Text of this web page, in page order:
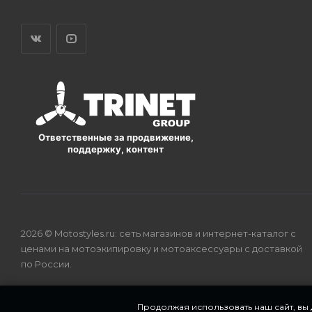
Ответственные за продвижение,
поддержку, контент
2026 © Motostyles.ru: сеть магазинов и интернет-каталог с
ценами на мотоэкипировку и мотоаксессуары с доставкой
по России.
Продолжая использовать наш сайт,